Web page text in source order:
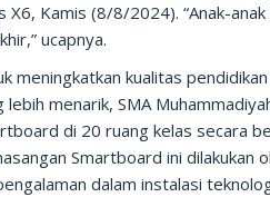
X6, Kamis (8/8/2024). “Anak-
ucapnya.
meningkatkan kualitas
lebih menarik, SMA
di 20 ruang kelas secara
Smartboard ini dilakukan
dalam instalasi